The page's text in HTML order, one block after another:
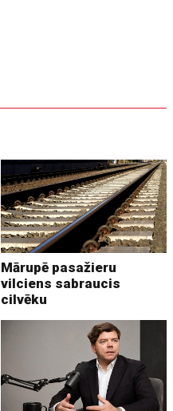
Mārupē pasažieru
vilciens sabraucis
cilvēku